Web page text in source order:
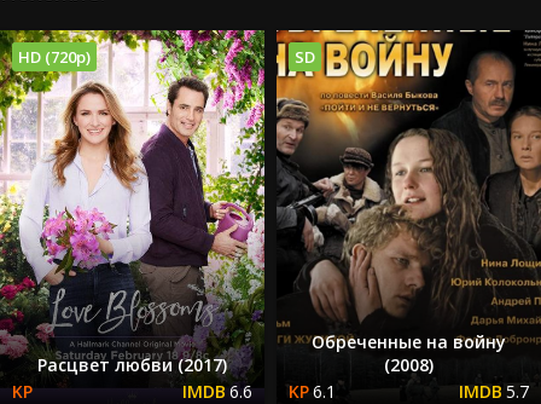
HD (720p)
Расцвет любви (2017)
6.6
SD
Обреченные на войну
(2008)
6.1
5.7